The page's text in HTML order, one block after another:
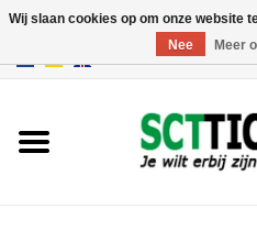
Wij slaan cookies op om onze website
Nee
Meer